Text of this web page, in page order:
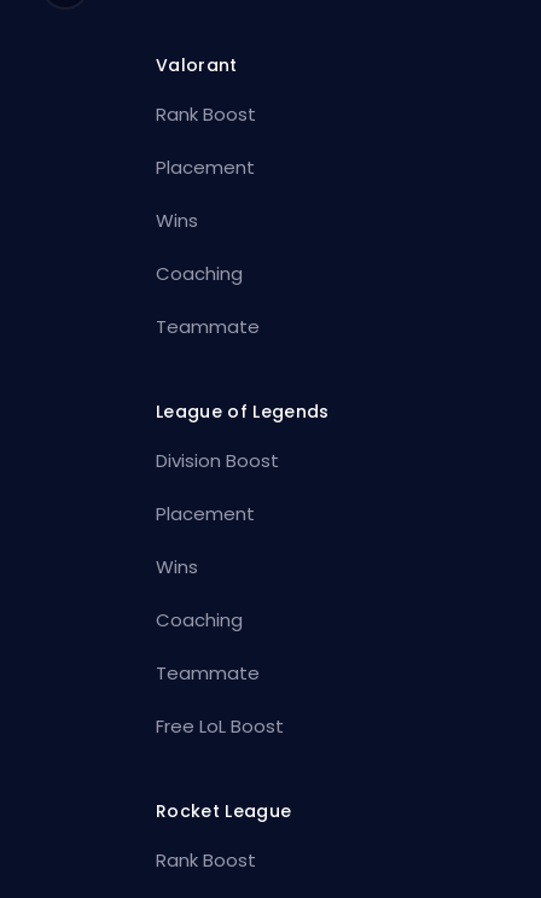
Valorant
Rank Boost
Placement
Wins
Coaching
Teammate
League of Legends
Division Boost
Placement
Wins
Coaching
Teammate
Free LoL Boost
Rocket League
Rank Boost